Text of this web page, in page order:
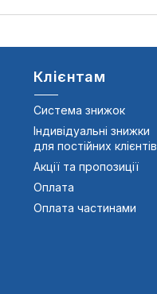
Клієнтам
Система знижок
Індивідуальні знижки
для постійних клієнтів
Акції та пропозиції
Оплата
Оплата частинами